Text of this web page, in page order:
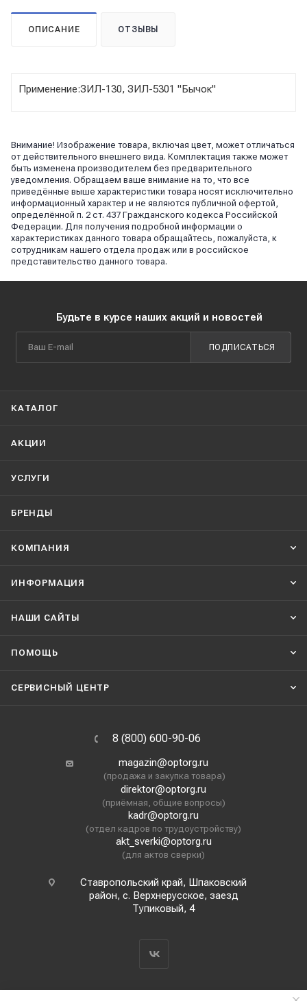
ОПИСАНИЕ ОТЗЫВЫ
Применение:ЗИЛ-130, ЗИЛ-5301 "Бычок"
Внимание! Изображение товара, включая цвет, может отличаться
от действительного внешнего вида. Комплектация также может
быть изменена производителем без предварительного
уведомления. Обращаем ваше внимание на то, что все
приведённые выше характеристики товара носят исключительно
информационный характер и не являются публичной офертой,
определённой п. 2 ст. 437 Гражданского кодекса Российской
Федерации. Для получения подробной информации о
характеристиках данного товара обращайтесь, пожалуйста, к
сотрудникам нашего отдела продаж или в российское
представительство данного товара.
Будьте в курсе наших акций и новостей
ПОДПИСАТЬСЯ
КАТАЛОГ
АКЦИИ
УСЛУГИ
БРЕНДЫ
КОМПАНИЯ
ИНФОРМАЦИЯ
НАШИ CАЙТЫ
ПОМОЩЬ
СЕРВИСНЫЙ ЦЕНТР
8 (800) 600-90-06
magazin@optorg.ru
(продажа и закупка товара)
direktor@optorg.ru
(приёмная, общие вопросы)
kadr@optorg.ru
(отдел кадров по трудоустройству)
akt_sverki@optorg.ru
(для актов сверки)
Ставропольский край, Шпаковский
район, с. Верхнерусское, заезд
Тупиковый, 4